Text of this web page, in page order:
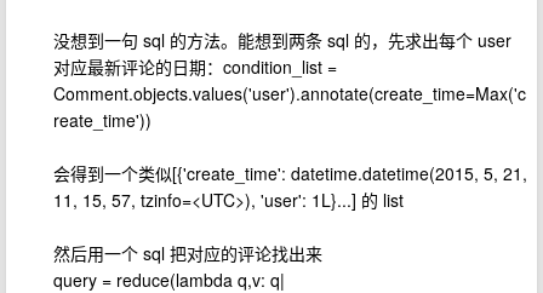
没想到一句 sql 的方法。能想到两条 sql 的，先求出每个 user
对应最新评论的日期：condition_list =
Comment.objects.values('user').annotate(create_time=Max('c
reate_time'))
会得到一个类似[{'create_time': datetime.datetime(2015, 5, 21,
11, 15, 57, tzinfo=<UTC>), 'user': 1L}...] 的 list
然后用一个 sql 把对应的评论找出来
query = reduce(lambda q,v: q|